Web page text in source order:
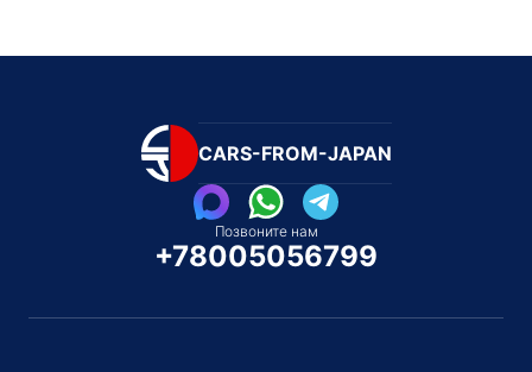
CARS-FROM-JAPAN
Позвоните нам
+78005056799